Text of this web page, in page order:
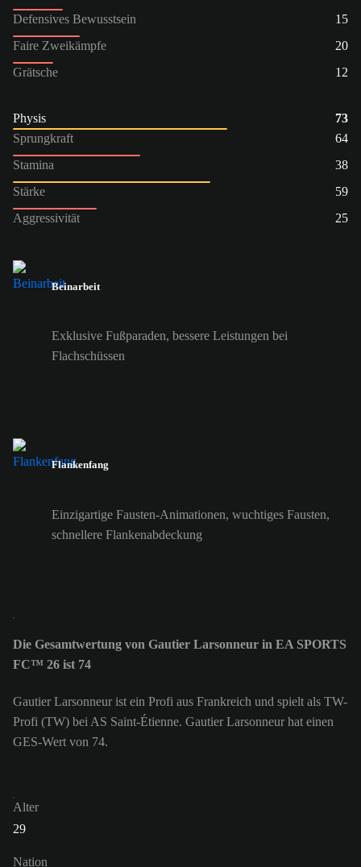
Defensives Bewusstsein
15
Faire Zweikämpfe
20
Grätsche
12
Physis
73
Sprungkraft
64
Stamina
38
Stärke
59
Aggressivität
25
Beinarbeit
Exklusive Fußparaden, bessere Leistungen bei
Flachschüssen
Flankenfang
Einzigartige Fausten-Animationen, wuchtiges Fausten,
schnellere Flankenabdeckung
Die Gesamtwertung von Gautier Larsonneur in EA SPORTS
FC™ 26 ist 74
Gautier Larsonneur ist ein Profi aus Frankreich und spielt als TW-
Profi (TW) bei AS Saint-Étienne. Gautier Larsonneur hat einen
GES-Wert von 74.
Alter
29
Nation